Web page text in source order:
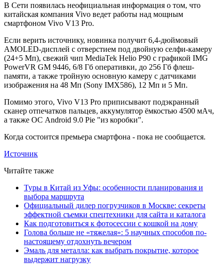
В Сети появилась неофициальная информация о том, что
китайская компания Vivo ведет работы над мощным
смартфоном Vivo V13 Pro.
Если верить источнику, новинка получит 6,4-дюймовый
AMOLED-дисплей с отверстием под двойную селфи-камеру
(24+5 Мп), свежий чип MediaTek Helio P90 с графикой IMG
PowerVR GM 9446, 6/8 Гб оперативки, до 256 Гб флеш-
памяти, а также тройную основную камеру с датчиками
изображения на 48 Мп (Sony IMX586), 12 Мп и 5 Мп.
Помимо этого, Vivo V13 Pro приписывают подэкранный
сканер отпечатков пальцев, аккумулятор ёмкостью 4500 мАч,
а также ОС Android 9.0 Pie "из коробки".
Когда состоится премьера смартфона - пока не сообщается.
Источник
Читайте также
Туры в Китай из Уфы: особенности планирования и
выбора маршрута
Официальный дилер погрузчиков в Москве: секреты
эффектной съемки спецтехники для сайта и каталога
Как подготовиться к фотосессии с кошкой на дому
Голова больше не «тяжелая»: 5 научных способов по-
настоящему отдохнуть вечером
Эмаль для металла: как выбрать покрытие, которое
выдержит нагрузку